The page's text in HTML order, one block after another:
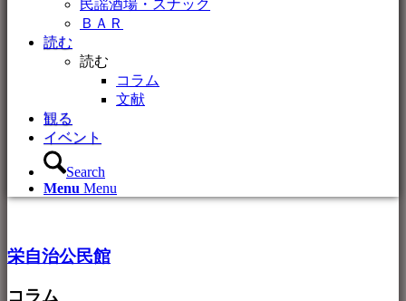
民謡酒場・スナック
ＢＡＲ
読む
読む
コラム
文献
観る
イベント
Search
Menu Menu
栄自治公民館
コラム